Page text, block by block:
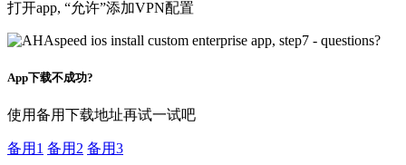
打开app, “允许”添加VPN配置
App下载不成功?
使用备用下载地址再试一试吧
备用1 备用2 备用3